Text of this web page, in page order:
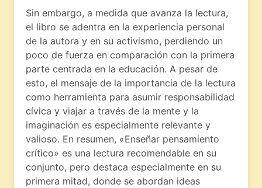
Sin embargo, a medida que avanza la lectura,
el libro se adentra en la experiencia personal
de la autora y en su activismo, perdiendo un
poco de fuerza en comparación con la primera
parte centrada en la educación. A pesar de
esto, el mensaje de la importancia de la lectura
como herramienta para asumir responsabilidad
cívica y viajar a través de la mente y la
imaginación es especialmente relevante y
valioso. En resumen, «Enseñar pensamiento
crítico» es una lectura recomendable en su
conjunto, pero destaca especialmente en su
primera mitad, donde se abordan ideas